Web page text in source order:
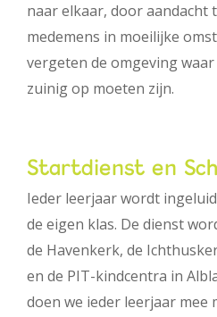
naar elkaar, door aandacht
medemens in moeilijke
vergeten de omgeving
zuinig op moeten zijn.
Startdienst en
Ieder leerjaar wordt
de eigen klas. De dienst
de Havenkerk, de
en de PIT-kindcentra in
doen we ieder leerjaar mee